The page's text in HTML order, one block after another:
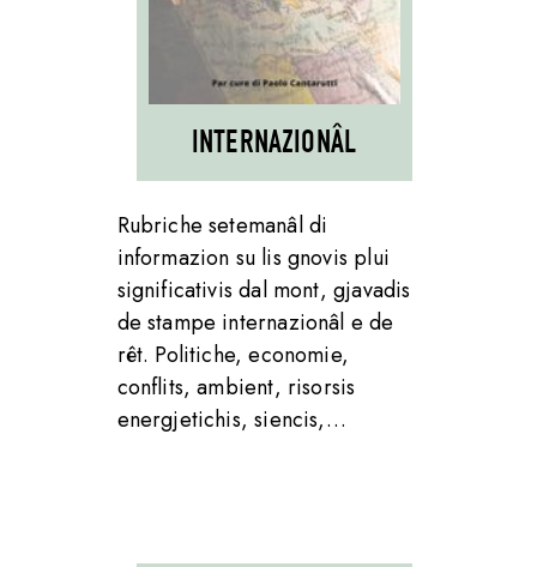
INTERNAZIONÂL
Rubriche setemanâl di
informazion su lis gnovis plui
significativis dal mont, gjavadis
de stampe internazionâl e de
rêt. Politiche, economie,
conflits, ambient, risorsis
energjetichis, siencis,…